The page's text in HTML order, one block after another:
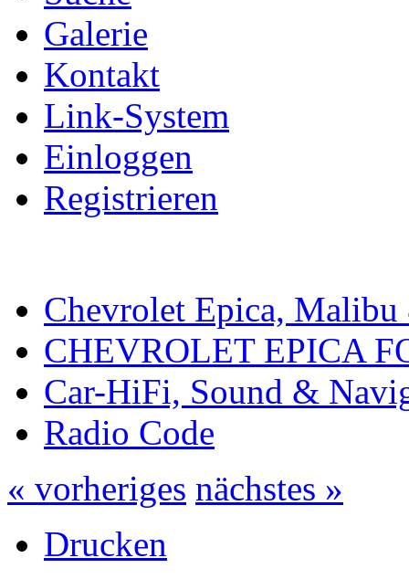
Galerie
Kontakt
Link-System
Einloggen
Registrieren
Chevrolet Epica,
CHEVROLET EPICA
Car-HiFi, Sound &
Radio Code
« vorheriges nächstes »
Drucken